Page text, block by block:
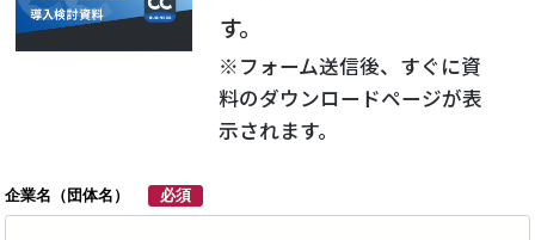
す。
※フォーム送信後、すぐに資
料のダウンロードページが表
示されます。